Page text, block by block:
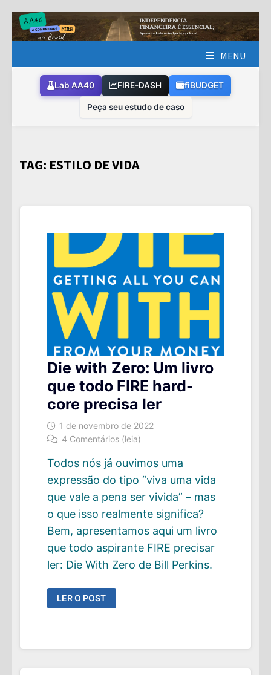
Skip
to
MENU
Lab AA40 FIRE-DASH fiBUDGET
Peça seu estudo de caso
TAG: ESTILO DE VIDA
Die with Zero: Um livro
que todo FIRE hard-
core precisa ler
1 de novembro de 2022
4 Comentários (leia)
Todos nós já ouvimos uma
expressão do tipo “viva uma vida
que vale a pena ser vivida” – mas
o que isso realmente significa?
Bem, apresentamos aqui um livro
que todo aspirante FIRE precisar
ler: Die With Zero de Bill Perkins.
DIE
WITH
ZERO:
FIRE
CORE
LER O POST